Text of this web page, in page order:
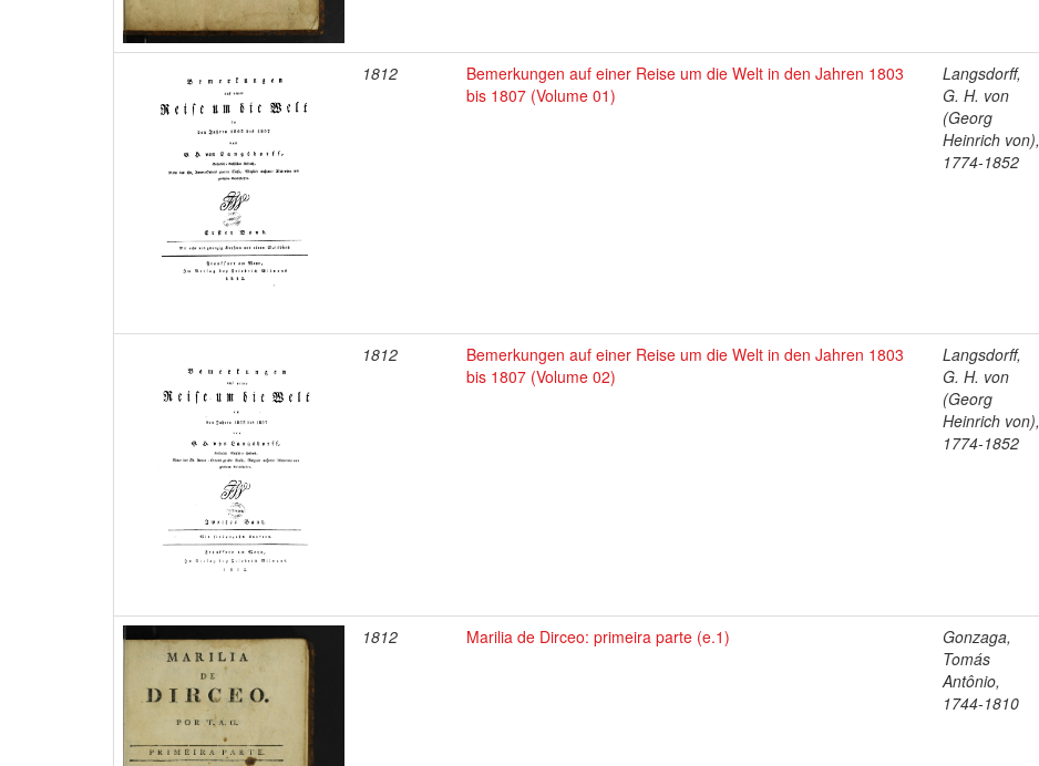
1812
Bemerkungen auf einer Reise um die Welt in den Jahren 1803
bis 1807 (Volume 01)
Langsdorff,
G. H. von
(Georg
Heinrich von),
1774-1852
1812
Bemerkungen auf einer Reise um die Welt in den Jahren 1803
bis 1807 (Volume 02)
Langsdorff,
G. H. von
(Georg
Heinrich von),
1774-1852
1812 Marilia de Dirceo: primeira parte (e.1)
Gonzaga,
Tomás
Antônio,
1744-1810